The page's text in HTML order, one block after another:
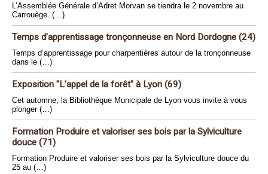
L’Assemblée Générale d’Adret Morvan se tiendra le 2 novembre au
Carrouège. (…)
Temps d’apprentissage tronçonneuse en Nord Dordogne (24)
Temps d’apprentissage pour charpentières autour de la tronçonneuse
dans le (…)
Exposition "L’appel de la forêt" à Lyon (69)
Cet automne, la Bibliothèque Municipale de Lyon vous invite à vous
plonger (…)
Formation Produire et valoriser ses bois par la Sylviculture
douce (71)
Formation Produire et valoriser ses bois par la Sylviculture douce du
25 au (…)